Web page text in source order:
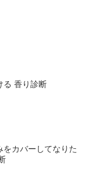
る 香り診断
をカバーしてなりた